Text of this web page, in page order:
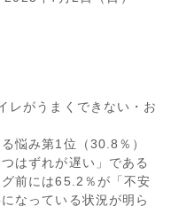
レがうまくできない・お
悩み第1位（30.8％）
はずれが遅い」である
前には65.2％が「不安
なっている状況が明ら